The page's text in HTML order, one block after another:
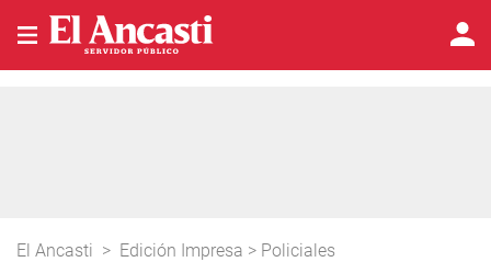
El Ancasti > Edición Impresa > Policiales